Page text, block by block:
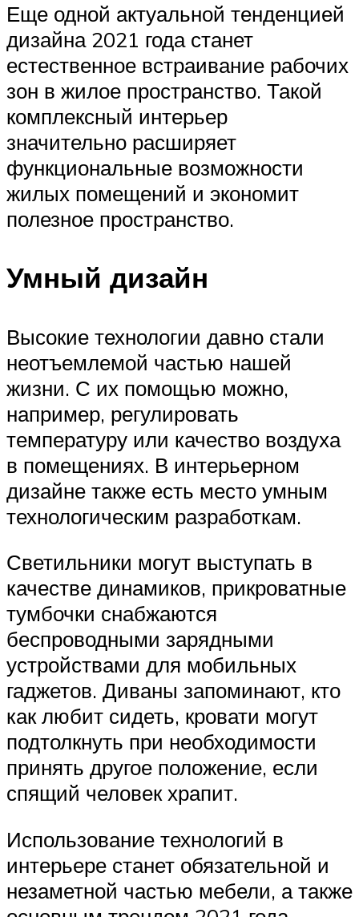
Еще одной актуальной тенденцией
дизайна 2021 года станет
естественное встраивание рабочих
зон в жилое пространство. Такой
комплексный интерьер
значительно расширяет
функциональные возможности
жилых помещений и экономит
полезное пространство.
Умный дизайн
Высокие технологии давно стали
неотъемлемой частью нашей
жизни. С их помощью можно,
например, регулировать
температуру или качество воздуха
в помещениях. В интерьерном
дизайне также есть место умным
технологическим разработкам.
Светильники могут выступать в
качестве динамиков, прикроватные
тумбочки снабжаются
беспроводными зарядными
устройствами для мобильных
гаджетов. Диваны запоминают, кто
как любит сидеть, кровати могут
подтолкнуть при необходимости
принять другое положение, если
спящий человек храпит.
Использование технологий в
интерьере станет обязательной и
незаметной частью мебели, а также